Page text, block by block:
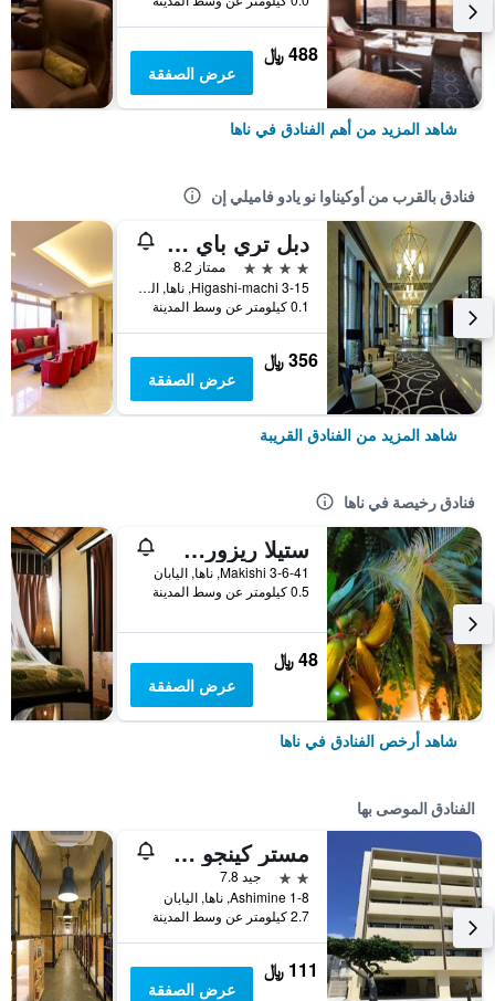
488 ﷼
عرض الصفقة
شاهد المزيد من أهم الفنادق في ناها
فنادق بالقرب من أوكيناوا نو يادو فاميلي إن
دبل تري باي هيلتون ناها
4 نجوم
ممتاز 8.2
3-15 Higashi-machi, ناها, اليابان
0.1 كيلومتر عن وسط المدينة
356 ﷼
عرض الصفقة
شاهد المزيد من الفنادق القريبة
فنادق رخيصة في ناها
ستيلا ريزورت - دار ضيافة
3-6-41 Makishi, ناها, اليابان
0.5 كيلومتر عن وسط المدينة
48 ﷼
عرض الصفقة
شاهد أرخص الفنادق في ناها
الفنادق الموصى بها
مستر كينجو فايوليت كوكوماي
2 نجمتين
جيد 7.8
1-8 Ashimine, ناها, اليابان
2.7 كيلومتر عن وسط المدينة
111 ﷼
عرض الصفقة